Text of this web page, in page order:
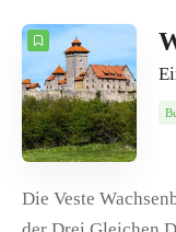
ANZAHL
Die Veste